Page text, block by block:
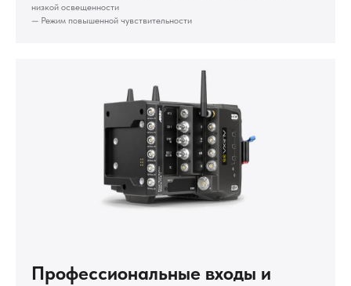
низкой освещенности
— Режим повышенной чувствительности
Профессиональные входы и